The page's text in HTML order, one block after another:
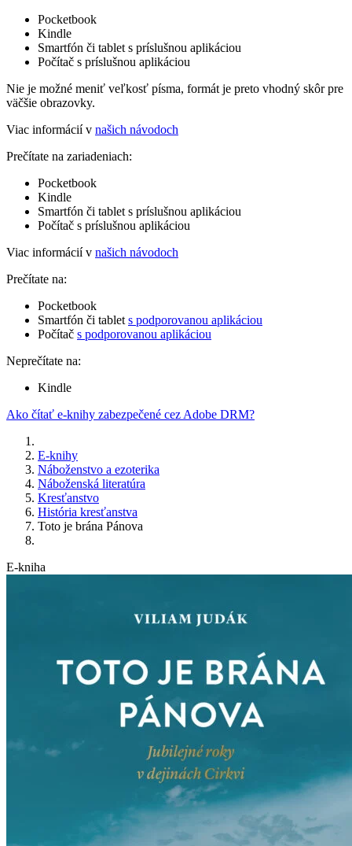
Pocketbook
Kindle
Smartfón či tablet s príslušnou aplikáciou
Počítač s príslušnou aplikáciou
Nie je možné meniť veľkosť písma, formát je preto vhodný skôr pre
väčšie obrazovky.
Viac informácií v našich návodoch
Prečítate na zariadeniach:
Pocketbook
Kindle
Smartfón či tablet s príslušnou aplikáciou
Počítač s príslušnou aplikáciou
Viac informácií v našich návodoch
Prečítate na:
Pocketbook
Smartfón či tablet s podporovanou aplikáciou
Počítač s podporovanou aplikáciou
Neprečítate na:
Kindle
Ako čítať e-knihy zabezpečené cez Adobe DRM?
E-knihy
Náboženstvo a ezoterika
Náboženská literatúra
Kresťanstvo
História kresťanstva
Toto je brána Pánova
E-kniha